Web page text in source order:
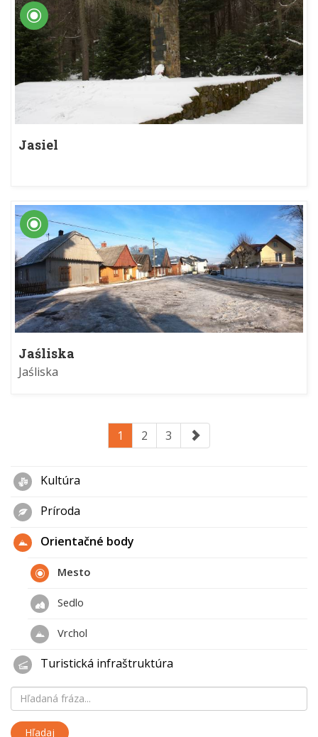
Jasiel
Jaśliska
Jaśliska
1 2 3
Kultúra
Príroda
Orientačné body
Mesto
Sedlo
Vrchol
Turistická infraštruktúra